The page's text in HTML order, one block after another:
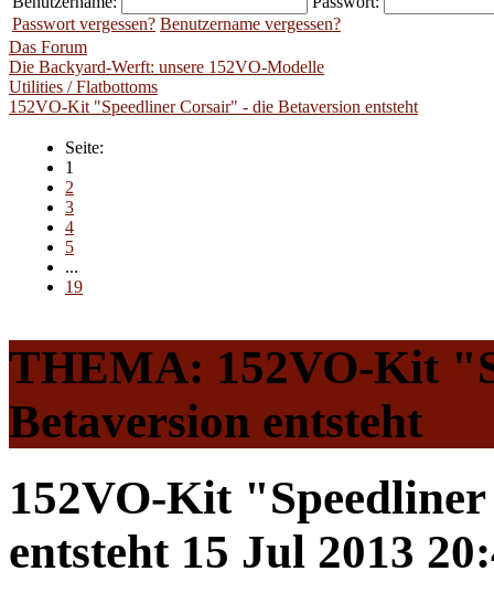
Passwort vergessen? Benutzername vergessen?
Das Forum
Die Backyard-Werft: unsere 152VO-Modelle
Utilities / Flatbottoms
152VO-Kit "Speedliner Corsair" - die Betaversion entsteht
Seite:
1
2
3
4
5
...
19
THEMA: 152VO-Kit
Betaversion entsteht
152VO-Kit
entsteht 15 Jul 2013